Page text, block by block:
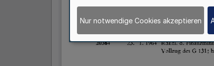
Nur notwendige Cookies akzeptieren